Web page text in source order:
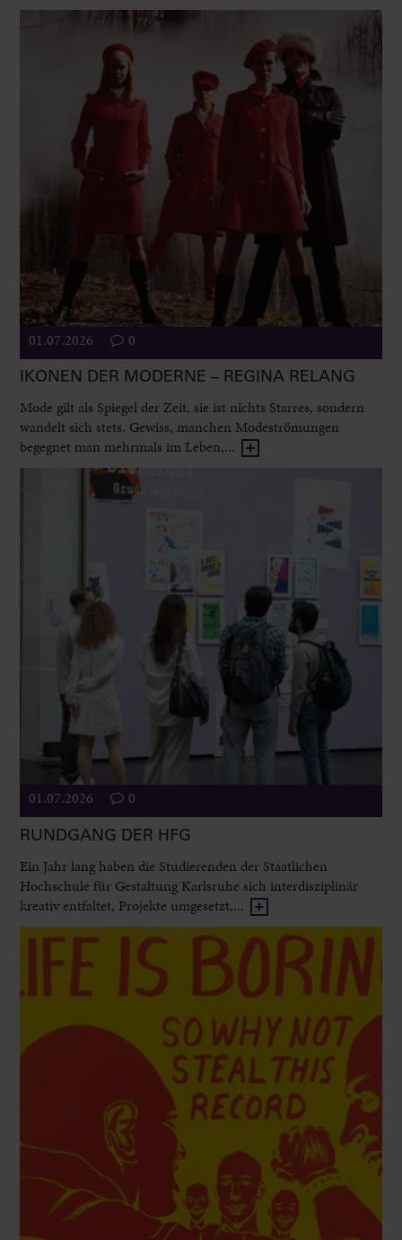
01.07.2026 0
IKONEN DER MODERNE – REGINA RELANG
Mode gilt als Spiegel der Zeit, sie ist nichts Starres, sondern
wandelt sich stets. Gewiss, manchen Modeströmungen
begegnet man mehrmals im Leben,...
01.07.2026 0
RUNDGANG DER HFG
Ein Jahr lang haben die Studierenden der Staatlichen
Hochschule für Gestaltung Karlsruhe sich interdisziplinär
kreativ entfaltet, Projekte umgesetzt,...